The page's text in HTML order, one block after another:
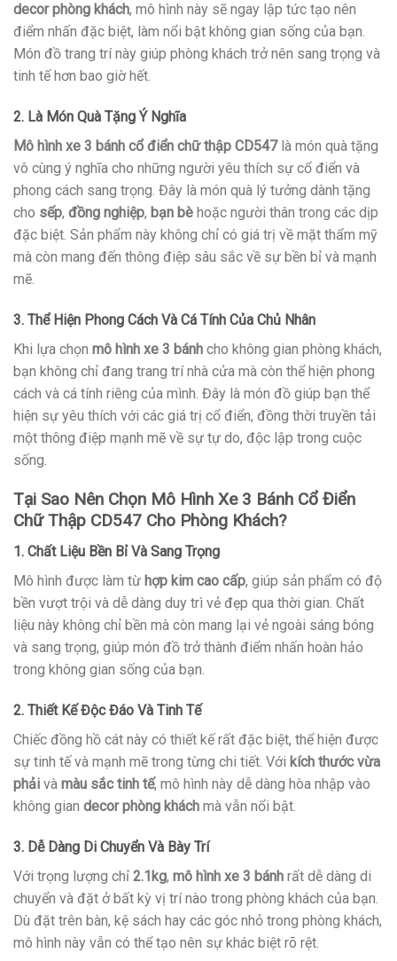
decor phòng khách, mô hình này sẽ ngay lập tức tạo nên
điểm nhấn đặc biệt, làm nổi bật không gian sống của bạn.
Món đồ trang trí này giúp phòng khách trở nên sang trọng và
tinh tế hơn bao giờ hết.
2. Là Món Quà Tặng Ý Nghĩa
Mô hình xe 3 bánh cổ điển chữ thập CD547là món quà tặng
vô cùng ý nghĩa cho những người yêu thích sự cổ điển và
phong cách sang trọng. Đây là món quà lý tưởng dành tặng
cho sếp, đồng nghiệp, bạn bè hoặc người thân trong các dịp
đặc biệt. Sản phẩm này không chỉ có giá trị về mặt thẩm mỹ
mà còn mang đến thông điệp sâu sắc về sự bền bỉ và mạnh
mẽ.
3. Thể Hiện Phong Cách Và Cá Tính Của Chủ Nhân
Khi lựa chọn mô hình xe 3 bánh cho không gian phòng khách,
bạn không chỉ đang trang trí nhà cửa mà còn thể hiện phong
cách và cá tính riêng của mình. Đây là món đồ giúp bạn thể
hiện sự yêu thích với các giá trị cổ điển, đồng thời truyền tải
một thông điệp mạnh mẽ về sự tự do, độc lập trong cuộc
sống.
Tại Sao Nên Chọn Mô Hình Xe 3 Bánh Cổ Điển
Chữ Thập CD547 Cho Phòng Khách?
1. Chất Liệu Bền Bỉ Và Sang Trọng
Mô hình được làm từ hợp kim cao cấp, giúp sản phẩm có độ
bền vượt trội và dễ dàng duy trì vẻ đẹp qua thời gian. Chất
liệu này không chỉ bền mà còn mang lại vẻ ngoài sáng bóng
và sang trọng, giúp món đồ trở thành điểm nhấn hoàn hảo
trong không gian sống của bạn.
2. Thiết Kế Độc Đáo Và Tinh Tế
Chiếc đồng hồ cát này có thiết kế rất đặc biệt, thể hiện được
sự tinh tế và mạnh mẽ trong từng chi tiết. Với kích thước vừa
phải và màu sắc tinh tế, mô hình này dễ dàng hòa nhập vào
không gian decor phòng khách mà vẫn nổi bật.
3. Dễ Dàng Di Chuyển Và Bày Trí
Với trọng lượng chỉ 2.1kg, mô hình xe 3 bánh rất dễ dàng di
chuyển và đặt ở bất kỳ vị trí nào trong phòng khách của bạn.
Dù đặt trên bàn, kệ sách hay các góc nhỏ trong phòng khách,
mô hình này vẫn có thể tạo nên sự khác biệt rõ rệt.